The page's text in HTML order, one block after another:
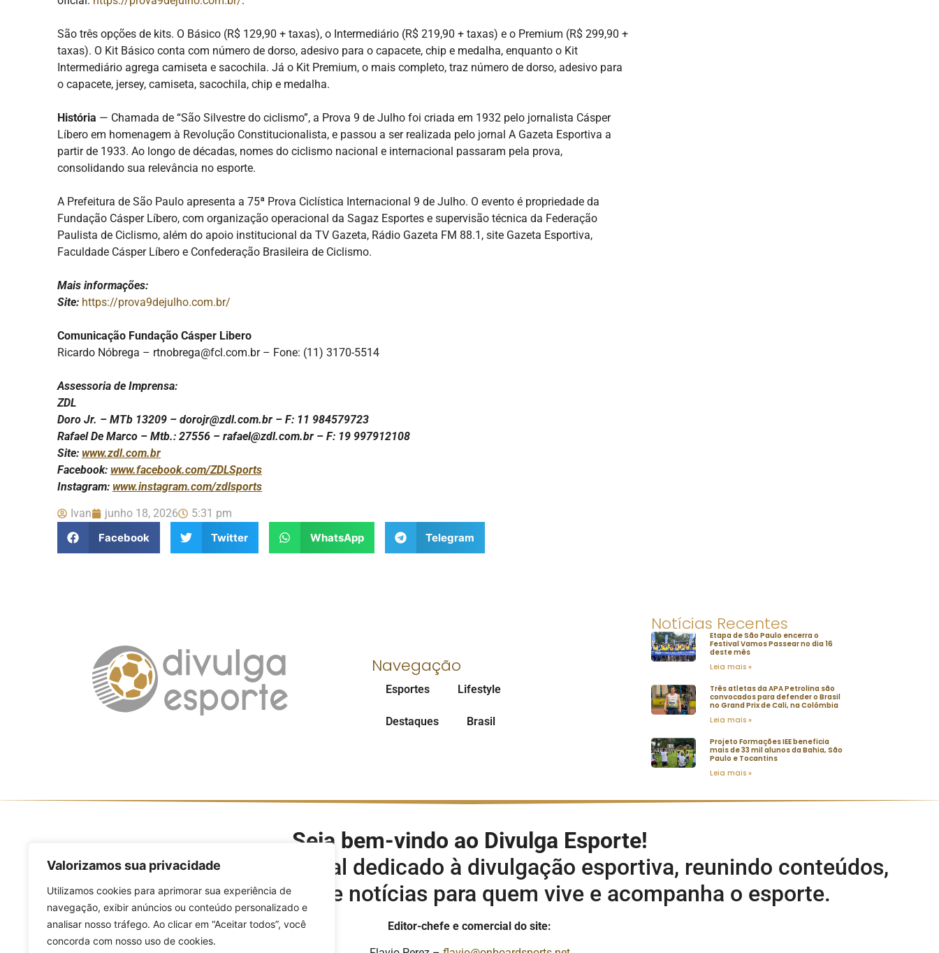
Valorizamos sua privacidade
Utilizamos cookies para aprimorar sua experiência de
navegação, exibir anúncios ou conteúdo personalizado e
analisar nosso tráfego. Ao clicar em “Aceitar todos”, você
concorda com nosso uso de cookies.
São três opções de kits. O Básico (R$ 129,90 + taxas), o Intermediário (R$ 219,90 + taxas) e o Premium (R$ 299,90 +
taxas). O Kit Básico conta com número de dorso, adesivo para o capacete, chip e medalha, enquanto o Kit
Intermediário agrega camiseta e sacochila. Já o Kit Premium, o mais completo, traz número de dorso, adesivo para
o capacete, jersey, camiseta, sacochila, chip e medalha.
História — Chamada de “São Silvestre do ciclismo”, a Prova 9 de Julho foi criada em 1932 pelo jornalista Cásper
Líbero em homenagem à Revolução Constitucionalista, e passou a ser realizada pelo jornal A Gazeta Esportiva a
partir de 1933. Ao longo de décadas, nomes do ciclismo nacional e internacional passaram pela prova,
consolidando sua relevância no esporte.
A Prefeitura de São Paulo apresenta a 75ª Prova Ciclística Internacional 9 de Julho. O evento é propriedade da
Fundação Cásper Líbero, com organização operacional da Sagaz Esportes e supervisão técnica da Federação
Paulista de Ciclismo, além do apoio institucional da TV Gazeta, Rádio Gazeta FM 88.1, site Gazeta Esportiva,
Faculdade Cásper Líbero e Confederação Brasileira de Ciclismo.
Mais informações:
Site: https://prova9dejulho.com.br/
Comunicação Fundação Cásper Libero
Ricardo Nóbrega – rtnobrega@fcl.com.br – Fone: (11) 3170-5514
Assessoria de Imprensa:
ZDL
Doro Jr. – MTb 13209 – dorojr@zdl.com.br – F: 11 984579723
Rafael De Marco – Mtb.: 27556 – rafael@zdl.com.br – F: 19 997912108
Site: www.zdl.com.br
Facebook: www.facebook.com/ZDLSports
Instagram: www.instagram.com/zdlsports
Ivan junho 18, 2026
5:31 pm
Facebook
Twitter WhatsApp Telegram
Navegação
Esportes Lifestyle
Destaques Brasil
Notícias Recentes
Etapa de São Paulo encerra o
Festival Vamos Passear no dia 16
deste mês
Leia mais »
Três atletas da APA Petrolina são
convocados para defender o Brasil
no Grand Prix de Cali, na Colômbia
Leia mais »
Projeto Formações IEE beneficia
mais de 33 mil alunos da Bahia, São
Paulo e Tocantins
Leia mais »
Seja bem-vindo ao Divulga Esporte!
O Divulga Esporte é um portal dedicado à divulgação esportiva, reunindo conteúdos,
modalidades, eventos e notícias para quem vive e acompanha o esporte.
Editor-chefe e comercial do site: